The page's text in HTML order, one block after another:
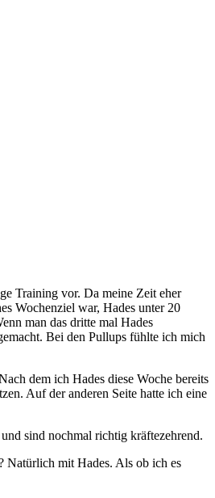
Training vor. Da meine Zeit eher
Wochenziel war, Hades unter 20
man das dritte mal Hades
Bei den Pullups fühlte ich mich
dem ich Hades diese Woche bereits
Auf der anderen Seite hatte ich eine
sind nochmal richtig kräftezehrend.
Natürlich mit Hades. Als ob ich es